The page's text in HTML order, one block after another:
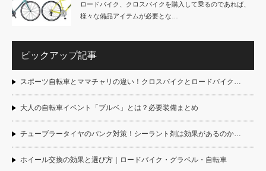
ロードバイク、クロスバイクを購入して乗るのであれば、
様々な備品アイテムが必要とな…
ピックアップ記事
スポーツ自転車とママチャリの違い！クロスバイクとロードバイク…
大人の自転車イベント「ブルベ」とは？必要装備まとめ
チューブラータイヤのパンク対策！シーラント剤は効果があるのか…
ホイール交換の効果と選び方｜ロードバイク・グラベル・自転車